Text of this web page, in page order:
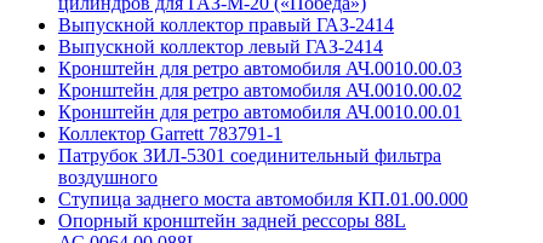
Выпускной коллектор правый ГАЗ-2414
Выпускной коллектор левый ГАЗ-2414
Кронштейн для ретро автомобиля АЧ.0010.00.03
Кронштейн для ретро автомобиля АЧ.0010.00.02
Кронштейн для ретро автомобиля АЧ.0010.00.01
Коллектор Garrett 783791-1
Патрубок ЗИЛ-5301 соединительный фильтра
воздушного
Ступица заднего моста автомобиля КП.01.00.000
Опорный кронштейн задней рессоры 88L